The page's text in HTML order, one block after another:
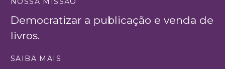
Democratizar a publicação e venda de
livros.
SAIBA MAIS